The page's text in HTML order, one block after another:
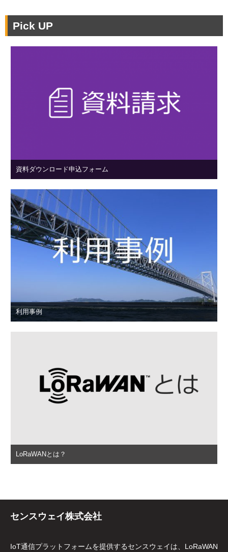
Pick UP
資料ダウンロード申込フォーム
利用事例
LoRaWANとは？
センスウェイ株式会社
IoT通信プラットフォームを提供するセンスウェイは、LoRaWAN